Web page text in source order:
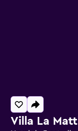
Villa La